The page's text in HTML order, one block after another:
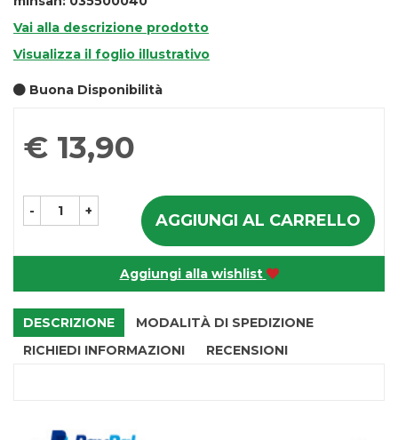
Vai alla descrizione prodotto
Visualizza il foglio illustrativo
Buona Disponibilità
Prezzo
€ 13,90
- + AGGIUNGI AL CARRELLO
Aggiungi alla wishlist
DESCRIZIONE
MODALITÀ DI SPEDIZIONE
RICHIEDI INFORMAZIONI
RECENSIONI